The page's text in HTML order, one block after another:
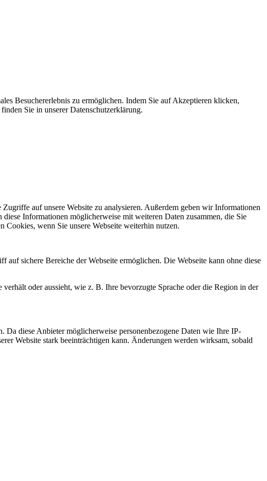
Besuchererlebnis zu ermöglichen. Indem Sie auf Akzeptieren klicken,
Sie in unserer Datenschutzerklärung.
auf unsere Website zu analysieren. Außerdem geben wir Informationen
Informationen möglicherweise mit weiteren Daten zusammen, die Sie
Cookies, wenn Sie unsere Webseite weiterhin nutzen.
sichere Bereiche der Webseite ermöglichen. Die Webseite kann ohne diese
oder aussieht, wie z. B. Ihre bevorzugte Sprache oder die Region in der
diese Anbieter möglicherweise personenbezogene Daten wie Ihre IP-
Website stark beeinträchtigen kann. Änderungen werden wirksam, sobald